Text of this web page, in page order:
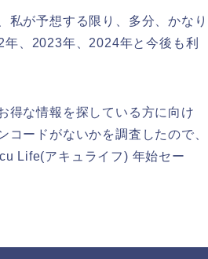
が予想する限り、多分、かなり
、2023年、2024年と今後も利
得な情報を探している方に向け
ードがないかを調査したので、
Life(アキュライフ) 年始セー